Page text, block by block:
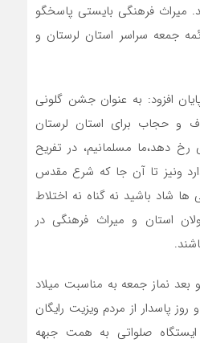
میراث فرهنگی بایستی پاسخگو
جمعه سراسر استان لرستان و
افزود: به عنوان جشن گلونی
و حجاب برای استان لرستان
رخ دهد،ما مسلمانیم، در تفریح
ونیز تا آن جا که شرع مقدس
شاد باشید نه گناه نه اختلاط
استان و میراث فرهنگی در
نماز جمعه به مناسبت میلاد
پاسدار از مردم ویزیت رایگان
صلواتی به همت جبهه